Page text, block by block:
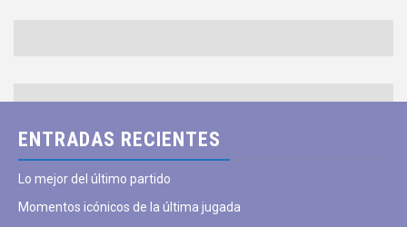
ENTRADAS RECIENTES
Lo mejor del último partido
Momentos icónicos de la última jugada